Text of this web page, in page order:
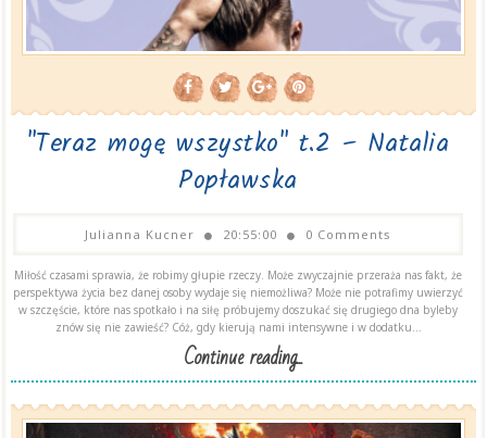
"Teraz mogę wszystko" t.2 – Natalia
Popławska
Julianna Kucner 20:55:00 0 Comments
Miłość czasami sprawia, że robimy głupie rzeczy. Może zwyczajnie przeraża nas fakt, że
perspektywa życia bez danej osoby wydaje się niemożliwa? Może nie potrafimy uwierzyć
w szczęście, które nas spotkało i na siłę próbujemy doszukać się drugiego dna byleby
znów się nie zawieść? Cóż, gdy kierują nami intensywne i w dodatku...
Continue reading...